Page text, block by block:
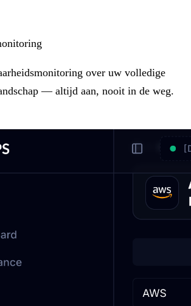
over uw volledige
— altijd aan, nooit in de weg.